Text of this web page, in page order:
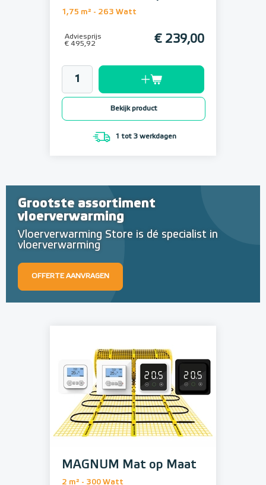
1,75 m² - 263 Watt
Adviesprijs
€ 495,92
€ 239,00
Bekijk product
1 tot 3 werkdagen
Grootste assortiment
vloerverwarming
Vloerverwarming Store is dé specialist in
vloerverwarming
OFFERTE AANVRAGEN
MAGNUM Mat op Maat
2 m² - 300 Watt